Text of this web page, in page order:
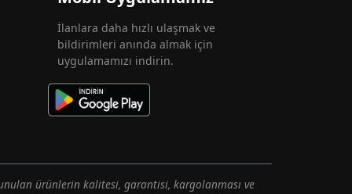
İlanlara daha hızlı ulaşmak ve
bildirimleri anında almak için
uygulamamızı indirin.
ürünlerin kalitesi, garantisi, kargolanması ve